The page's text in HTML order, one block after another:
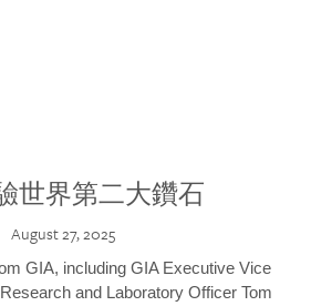
世界第二大鑽石
August 27, 2025
GIA, including GIA Executive Vice
and Laboratory Officer Tom